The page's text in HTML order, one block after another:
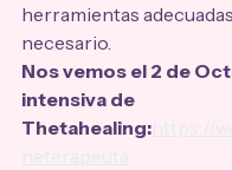
herramientas
necesario.
Nos vemos el 2 de
intensiva de
Thetahealing:https://
neterapeuta